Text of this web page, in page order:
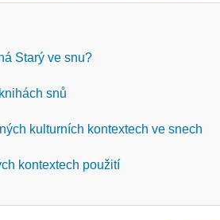
Starý ve snu?
snů
kulturních kontextech ve snech
kontextech použití